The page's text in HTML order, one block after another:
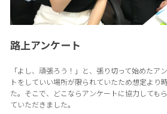
路上アンケート
「よし、頑張ろう！」と、張り切って始めたア
トをしていい場所が限られていたため想定より
た。そこで、どこならアンケートに協力しても
ていただきました。